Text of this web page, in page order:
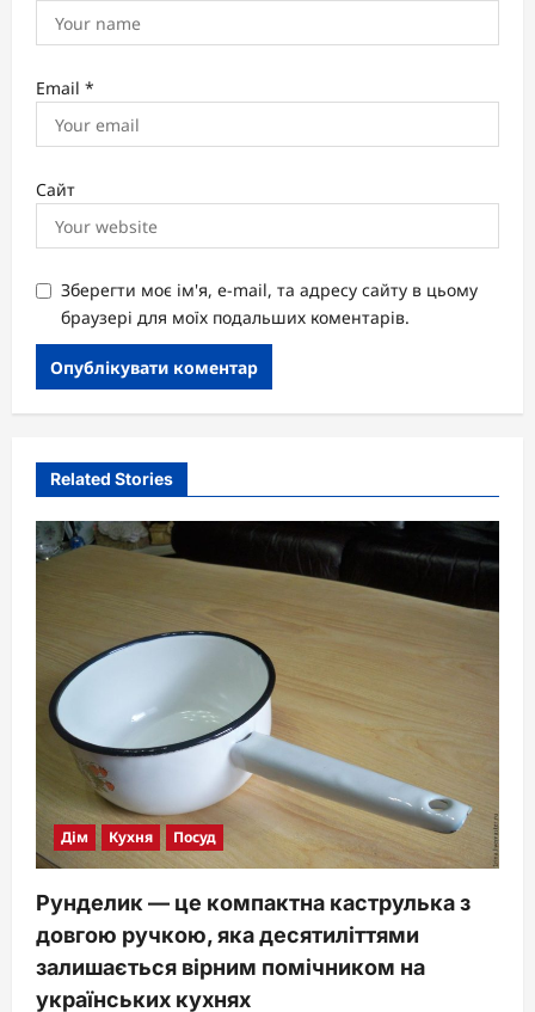
Email *
Сайт
Зберегти моє ім'я, e-mail, та адресу сайту в цьому
браузері для моїх подальших коментарів.
Related Stories
Дім Кухня Посуд
Рунделик — це компактна каструлька з
довгою ручкою, яка десятиліттями
залишається вірним помічником на
українських кухнях